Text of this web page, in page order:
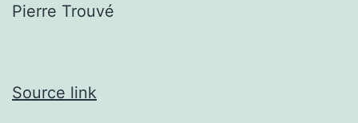
Pierre Trouvé
Source link